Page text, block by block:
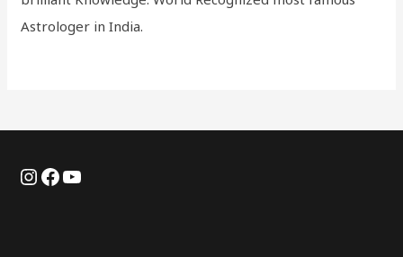
Astrologer in India.